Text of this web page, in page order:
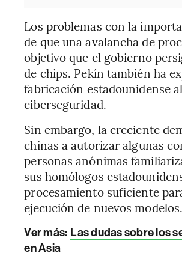
Los problemas con la
de que una avalancha de
objetivo que el gobierno
de chips. Pekín también ha
fabricación estadounidense
ciberseguridad.
Sin embargo, la creciente
chinas a autorizar algunas
personas anónimas
sus homólogos
procesamiento suficiente
ejecución de nuevos modelos.
Ver más: Las dudas sobre los
en Asia